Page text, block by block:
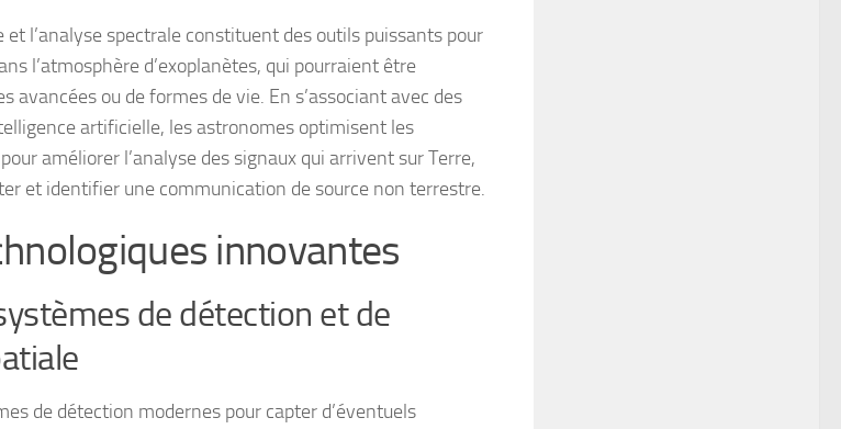
l’analyse spectrale constituent des outils puissants pour
l’atmosphère d’exoplanètes, qui pourraient être
avancées ou de formes de vie. En s’associant avec des
artificielle, les astronomes optimisent les
améliorer l’analyse des signaux qui arrivent sur Terre,
et identifier une communication de source non terrestre.
innovantes
de détection et de
de détection modernes pour capter d’éventuels